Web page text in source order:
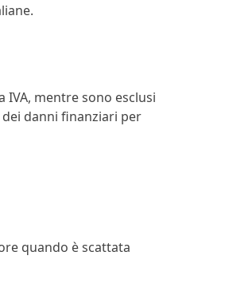
mentre sono esclusi
danni finanziari per
quando è scattata